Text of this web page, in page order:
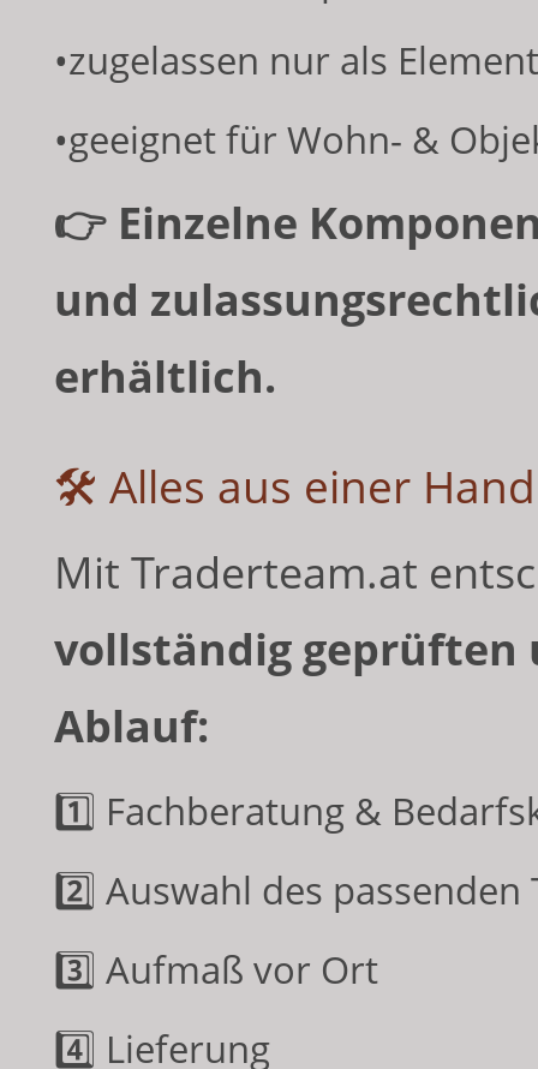
•zugelassen nur als
•geeignet für Wohn- &
👉 Einzelne
und
erhältlich.
🛠 Alles aus einer
Mit Traderteam.at
vollständig geprüften
Ablauf:
1️⃣ Fachberatung &
2️⃣ Auswahl des
3️⃣ Aufmaß vor Ort
4️⃣ Lieferung